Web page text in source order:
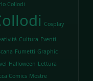
Collodi
Cosplay
Cultura Eventi
Fumetti Graphic
Halloween Lettura
Comics Mostre